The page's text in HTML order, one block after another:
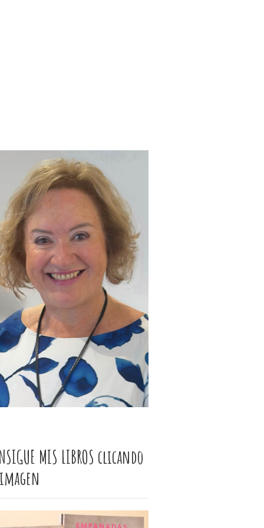
MIS LIBROS clicando